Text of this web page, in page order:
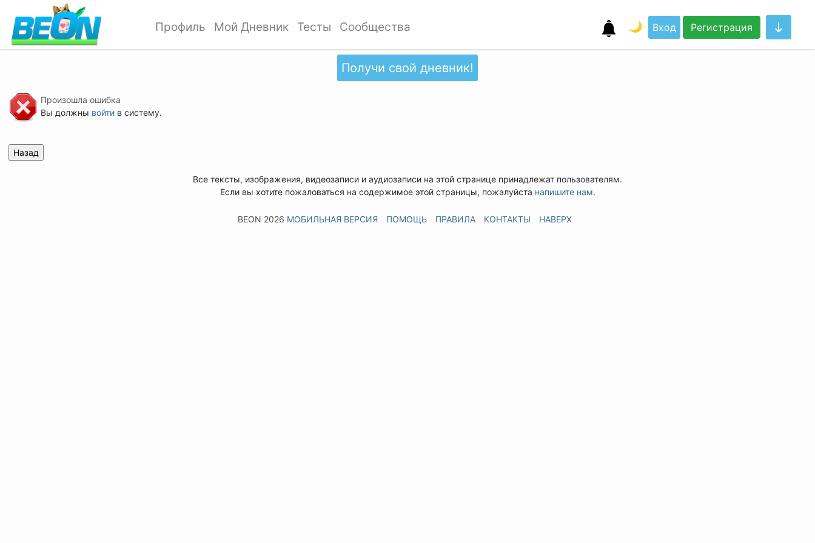
Профиль Мой Дневник Тесты Сообщества 🌙 Вход Регистрация
Получи свой дневник!
Произошла ошибка
Вы должны войтив систему.
Все тексты, изображения, видеозаписи и аудиозаписи на этой странице принадлежат пользователям.
Если вы хотите пожаловаться на содержимое этой страницы, пожалуйста напишите нам.
BEON 2026 МОБИЛЬНАЯ ВЕРСИЯ ПОМОЩЬ ПРАВИЛА КОНТАКТЫ НАВЕРХ